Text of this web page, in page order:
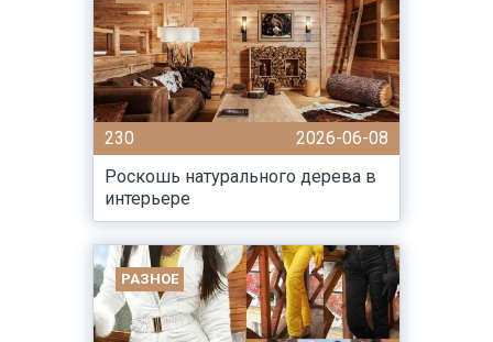
230
2026-06-08
Роскошь натурального дерева в
интерьере
РАЗНОЕ